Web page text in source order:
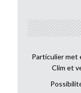
Particulier met
Clim et